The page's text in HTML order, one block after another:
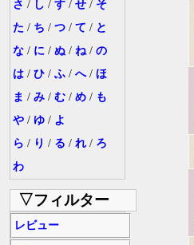
さ / し / す / せ / そ
た / ち / つ / て / と
な / に / ぬ / ね / の
は / ひ / ふ / へ/ ほ
ま / み / む / め / も
や / ゆ / よ
ら / り / る / れ / ろ
わ
▽フィルター
レビュー